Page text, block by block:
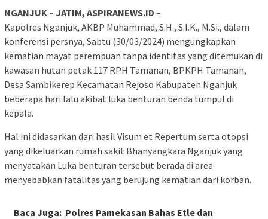
NGANJUK – JATIM, ASPIRANEWS.ID –
Kapolres Nganjuk, AKBP Muhammad, S.H., S.I.K., M.Si., dalam
konferensi persnya, Sabtu (30/03/2024) mengungkapkan
kematian mayat perempuan tanpa identitas yang ditemukan di
kawasan hutan petak 117 RPH Tamanan, BPKPH Tamanan,
Desa Sambikerep Kecamatan Rejoso Kabupaten Nganjuk
beberapa hari lalu akibat luka benturan benda tumpul di
kepala.
Hal ini didasarkan dari hasil Visum et Repertum serta otopsi
yang dikeluarkan rumah sakit Bhanyangkara Nganjuk yang
menyatakan Luka benturan tersebut berada di area
menyebabkan fatalitas yang berujung kematian dari korban.
Baca Juga: Polres Pamekasan Bahas Etle dan